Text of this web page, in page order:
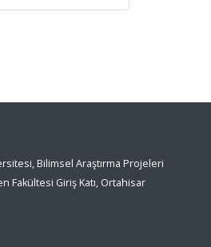
Bilimsel Araştırma Projeleri
Fakültesi Giriş Katı, Ortahisar